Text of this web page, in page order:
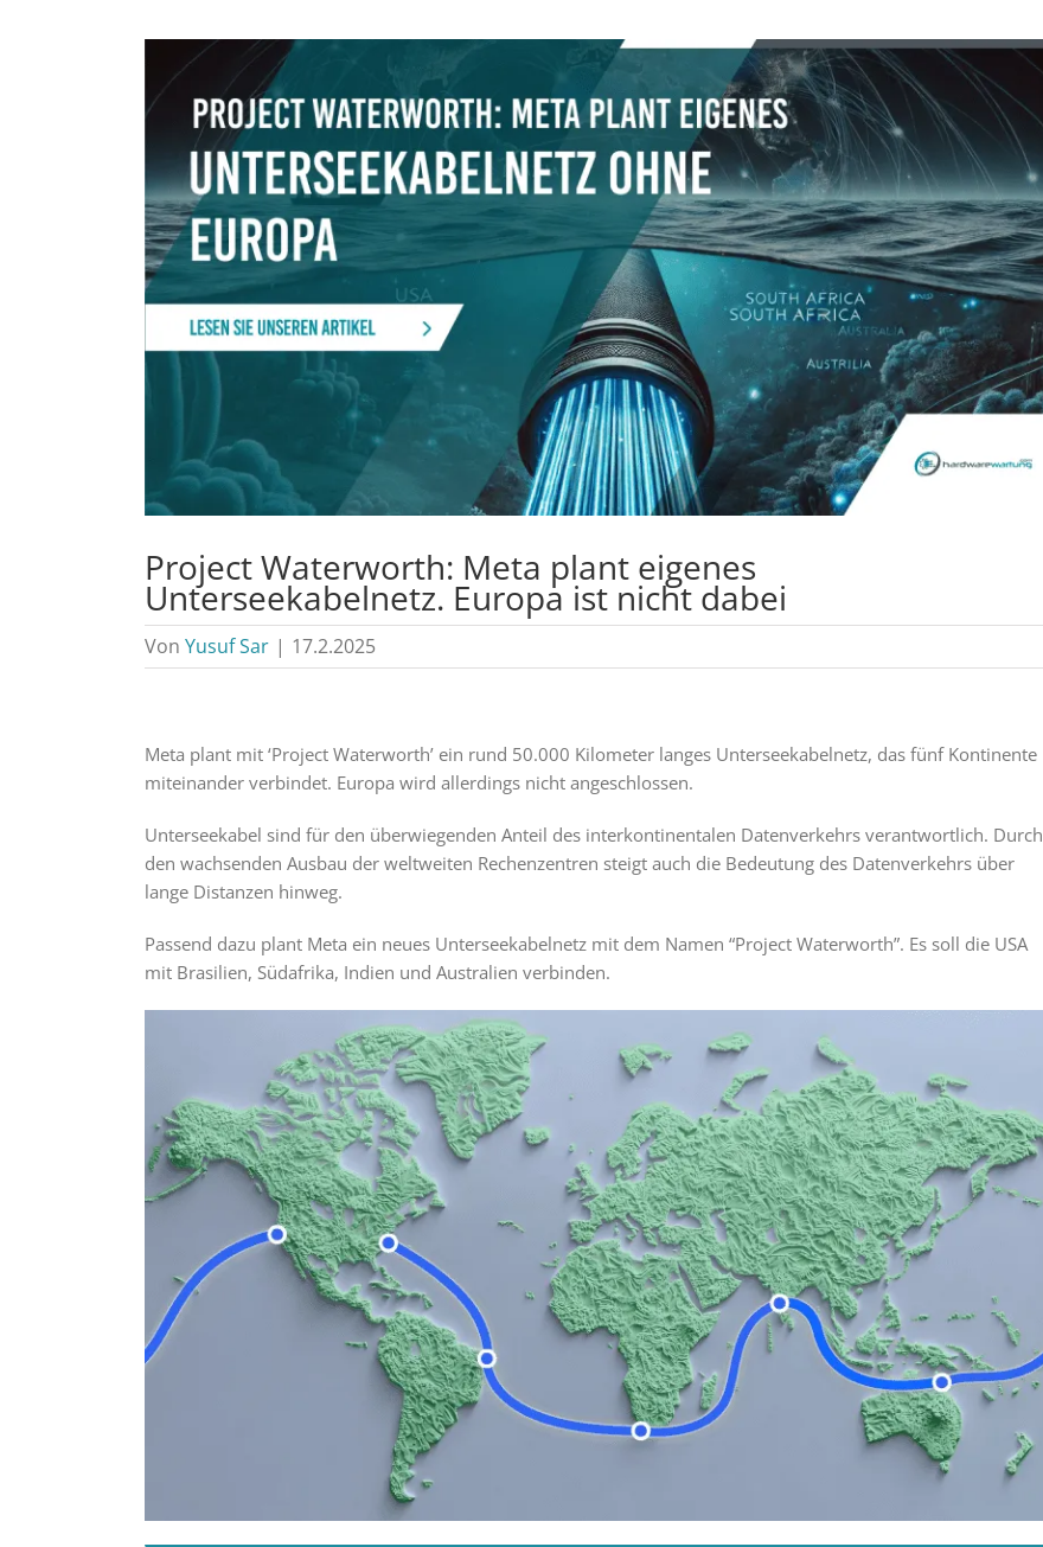
Project Waterworth: Meta plant eigenes
Unterseekabelnetz. Europa ist nicht dabei
Von Yusuf Sar | 17.2.2025
Meta plant mit ‘Project Waterworth’ ein rund 50.000 Kilometer langes Unterseekabelnetz, das fünf Kontinente
miteinander verbindet. Europa wird allerdings nicht angeschlossen.
Unterseekabel sind für den überwiegenden Anteil des interkontinentalen Datenverkehrs verantwortlich. Durch
den wachsenden Ausbau der weltweiten Rechenzentren steigt auch die Bedeutung des Datenverkehrs über
lange Distanzen hinweg.
Passend dazu plant Meta ein neues Unterseekabelnetz mit dem Namen “Project Waterworth”. Es soll die USA
mit Brasilien, Südafrika, Indien und Australien verbinden.